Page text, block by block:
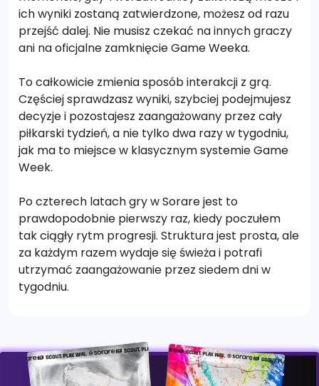
ich wyniki zostaną zatwierdzone, możesz od razu
przejść dalej. Nie musisz czekać na innych graczy
ani na oficjalne zamknięcie Game Weeka.
To całkowicie zmienia sposób interakcji z grą.
Częściej sprawdzasz wyniki, szybciej podejmujesz
decyzje i pozostajesz zaangażowany przez cały
piłkarski tydzień, a nie tylko dwa razy w tygodniu,
jak ma to miejsce w klasycznym systemie Game
Week.
Po czterech latach gry w Sorare jest to
prawdopodobnie pierwszy raz, kiedy poczułem
tak ciągły rytm progresji. Struktura jest prosta, ale
za każdym razem wydaje się świeża i potrafi
utrzymać zaangażowanie przez siedem dni w
tygodniu.